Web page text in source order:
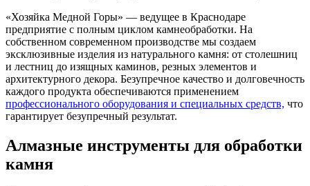
«Хозяйка Медной Горы» — ведущее в Краснодаре
предприятие с полным циклом камнеобработки. На
собственном современном производстве мы создаем
эксклюзивные изделия из натурального камня: от столешниц
и лестниц до изящных каминов, резных элементов и
архитектурного декора. Безупречное качество и долговечность
каждого продукта обеспечиваются применением
профессионального оборудования и специальных средств, что
гарантирует безупречный результат.
Алмазные инструменты для обработки
камня